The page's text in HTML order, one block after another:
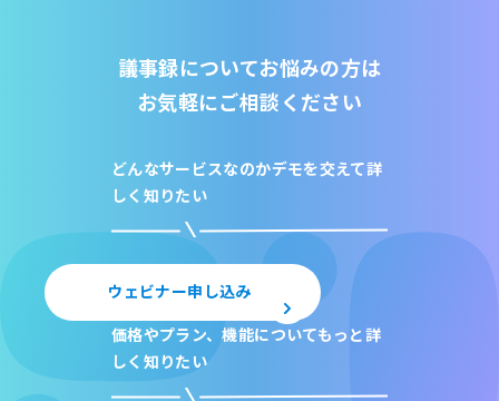
議事録についてお悩みの方は
お気軽にご相談ください
どんなサービスなのかデモを交えて詳
しく知りたい
ウェビナー申し込み
価格やプラン、機能についてもっと詳
しく知りたい